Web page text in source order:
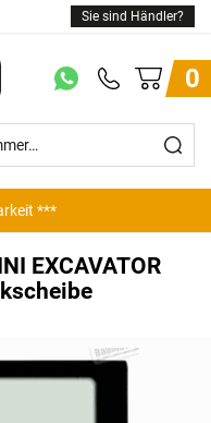
Sie sind Händler?
0
***
EXCAVATOR